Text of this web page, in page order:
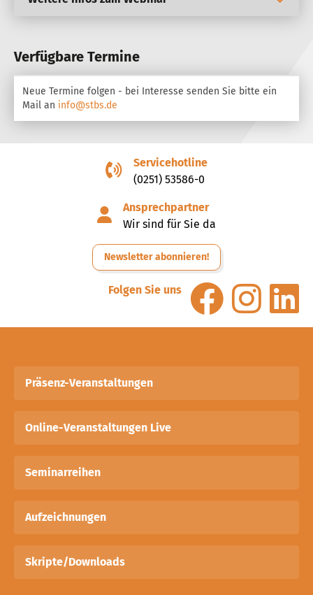
Verfügbare Termine
Neue Termine folgen - bei Interesse senden Sie bitte ein
Mail an info@stbs.de
Servicehotline
(0251) 53586-0
Ansprechpartner
Wir sind für Sie da
Newsletter abonnieren!
Folgen Sie uns
Präsenz-Veranstaltungen
Online-Veranstaltungen Live
Seminarreihen
Aufzeichnungen
Skripte/Downloads